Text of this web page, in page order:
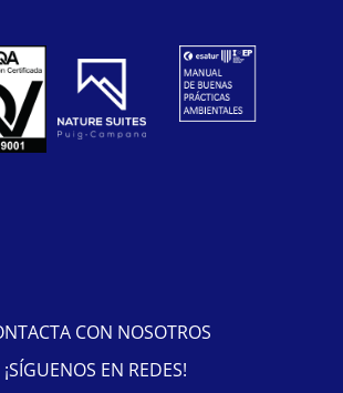
CON NOSOTROS
¡SÍGUENOS EN REDES!